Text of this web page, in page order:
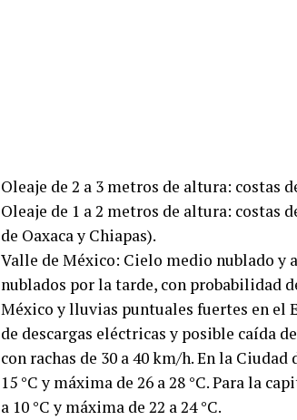
Oleaje de 2 a 3 metros de altura: costas
Oleaje de 1 a 2 metros de altura: costas
de Oaxaca y Chiapas).
Valle de México: Cielo medio nublado y
nublados por la tarde, con probabilidad
México y lluvias puntuales fuertes en el
de descargas eléctricas y posible caída
con rachas de 30 a 40 km/h. En la
15 °C y máxima de 26 a 28 °C. Para la
a 10 °C y máxima de 22 a 24 °C.